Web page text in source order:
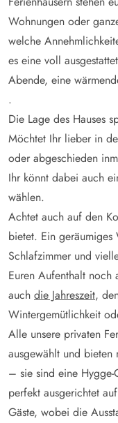
Wohnungen oder
welche
es eine voll
Abende, eine
.
Die Lage des Hauses
Möchtet Ihr lieber in
oder abgeschieden
Ihr könnt dabei auch
wählen.
Achtet auch auf den
bietet. Ein geräumiges
Schlafzimmer und
Euren Aufenthalt noch
auch die Jahreszeit,
Wintergemütlichkeit
Alle unsere privaten
ausgewählt und
– sie sind eine Hygge-
perfekt ausgerichtet
Gäste, wobei die